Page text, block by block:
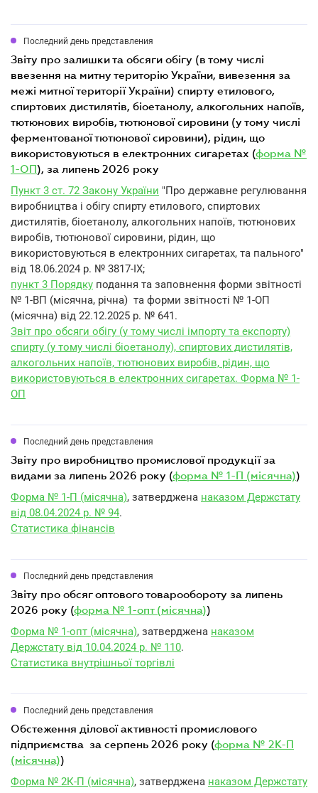
Последний день представления
звіту про залишки та обсяги обігу (в тому числі
ввезення на митну територію України, вивезення за
межі митної території України) спирту етилового,
спиртових дистилятів, біоетанолу, алкогольних напоїв,
тютюнових виробів, тютюнової сировини (у тому числі
ферментованої тютюнової сировини), рідин, що
використовуються в електронних сигаретах (форма №
1-ОП), за липень 2026 року
Пункт 3 ст. 72 Закону України "Про державне регулювання
виробництва і обігу спирту етилового, спиртових
дистилятів, біоетанолу, алкогольних напоїв, тютюнових
виробів, тютюнової сировини, рідин, що
використовуються в електронних сигаретах, та пального"
від 18.06.2024 р. № 3817-IX;
пункт 3 Порядку подання та заповнення форми звітності
№ 1-ВП (місячна, річна) та форми звітності № 1-ОП
(місячна) від 22.12.2025 р. № 641.
Звіт про обсяги обігу (у тому числі імпорту та експорту)
спирту (у тому числі біоетанолу), спиртових дистилятів,
алкогольних напоїв, тютюнових виробів, рідин, що
використовуються в електронних сигаретах. Форма № 1-
ОП
Последний день представления
звіту про виробництво промислової продукції за
видами за липень 2026 року (форма № 1-П (місячна))
Форма № 1-П (місячна), затверджена наказом Держстату
від 08.04.2024 р. № 94.
Статистика фінансів
Последний день представления
звіту про обсяг оптового товарообороту за липень
2026 року (форма № 1-опт (місячна))
Форма № 1-опт (місячна), затверджена наказом
Держстату від 10.04.2024 р. № 110.
Статистика внутрішньої торгівлі
Последний день представления
обстеження ділової активності промислового
підприємства за серпень 2026 року (форма № 2К-П
(місячна))
Форма № 2К-П (місячна), затверджена наказом Держстату